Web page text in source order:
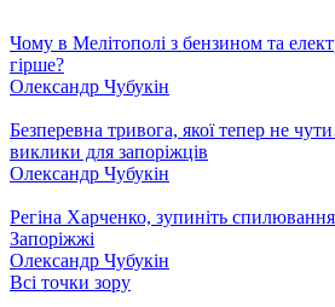
Чому в Мелітополі з бензином та
гірше?
Олександр Чубукін
Безперевна тривога, якої тепер не
виклики для запоріжців
Олександр Чубукін
Регіна Харченко, зупиніть
Запоріжжі
Олександр Чубукін
Всі точки зору